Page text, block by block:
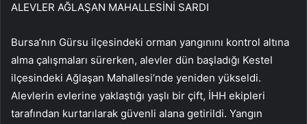
ALEVLER AĞLAŞAN MAHALLESİNİ SARDI
Bursa’nın Gürsu ilçesindeki orman yangınını kontrol altına
alma çalışmaları sürerken, alevler dün başladığı Kestel
ilçesindeki Ağlaşan Mahallesi’nde yeniden yükseldi.
Alevlerin evlerine yaklaştığı yaşlı bir çift, İHH ekipleri
tarafından kurtarılarak güvenli alana getirildi. Yangın